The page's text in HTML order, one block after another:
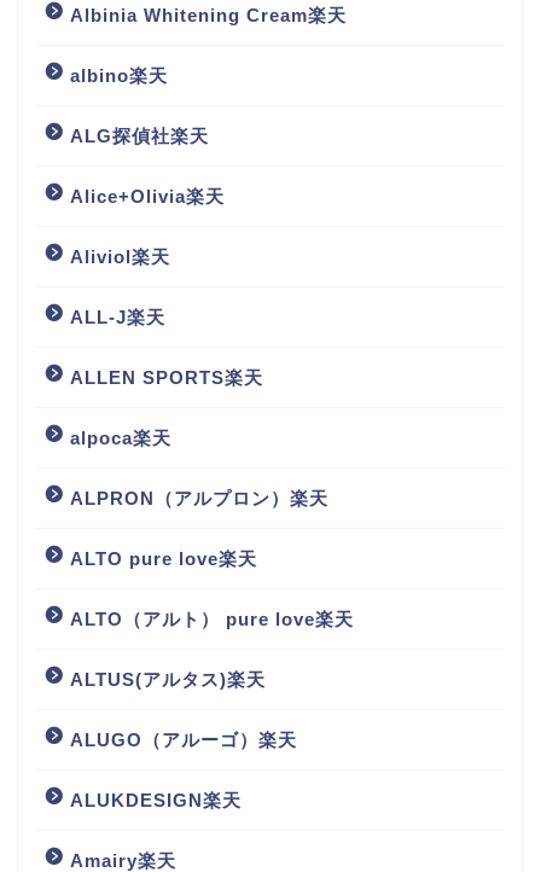
Albinia Whitening Cream楽天
albino楽天
ALG探偵社楽天
Alice+Olivia楽天
Aliviol楽天
ALL-J楽天
ALLEN SPORTS楽天
alpoca楽天
ALPRON（アルプロン）楽天
ALTO pure love楽天
ALTO（アルト） pure love楽天
ALTUS(アルタス)楽天
ALUGO（アルーゴ）楽天
ALUKDESIGN楽天
Amairy楽天